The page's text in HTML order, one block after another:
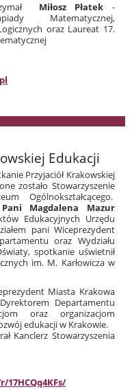
Miłosz Płatek -
Matematycznej,
oraz Laureat 17.
Edukacji
Przyjaciół Krakowskiej
zostało Stowarzyszenie
Ogólnokształcącego.
Pani Magdalena Mazur
Edukacyjnych Urzędu
pani Wiceprezydent
oraz Wydziału
spotkanie uświetnił
im. M. Karłowicza w
Miasta Krakowa
Dyrektorem Departamentu
oraz organizacjom
edukacji w Krakowie.
Kanclerz Stowarzyszenia